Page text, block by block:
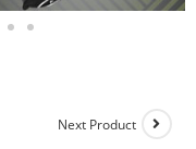
Next Product